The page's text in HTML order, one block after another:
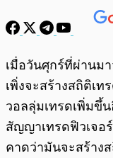
พร้อมเล่น
เมื่อวันศุกร์ที่ผ่านม
เพิ่งจะสร้างสถิติเ
วอลลุ่มเทรดเพิ่มขึ้
สัญญาเทรดฟิวเจอร์
คาดว่ามันจะสร้าง